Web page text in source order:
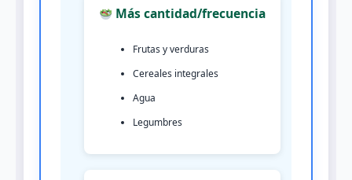
Más cantidad/frecuencia
Frutas y verduras
Cereales integrales
Agua
Legumbres